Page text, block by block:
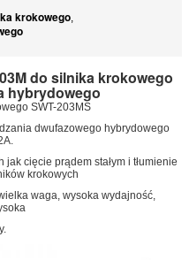
krokowego,
do silnika krokowego
hybrydowego
SWT-203MS
dwufazowego hybrydowego
cięcie prądem stałym i tłumienie
krokowych
waga, wysoka wydajność,